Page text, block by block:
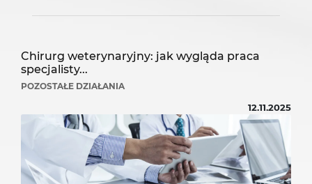
Chirurg weterynaryjny: jak wygląda praca
specjalisty...
POZOSTAŁE DZIAŁANIA
12.11.2025